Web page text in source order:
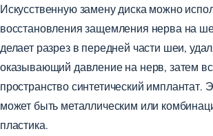
Искусственную замену диска можно
восстановления защемления нерва на
делает разрез в передней части шеи,
оказывающий давление на нерв, затем
пространство синтетический имплантат.
может быть металлическим или
пластика.